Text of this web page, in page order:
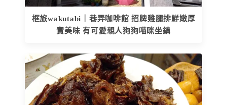
框旅wakutabi｜巷弄咖啡館 招牌雞腿排鮮嫩厚
實美味 有可愛親人狗狗喵咪坐鎮